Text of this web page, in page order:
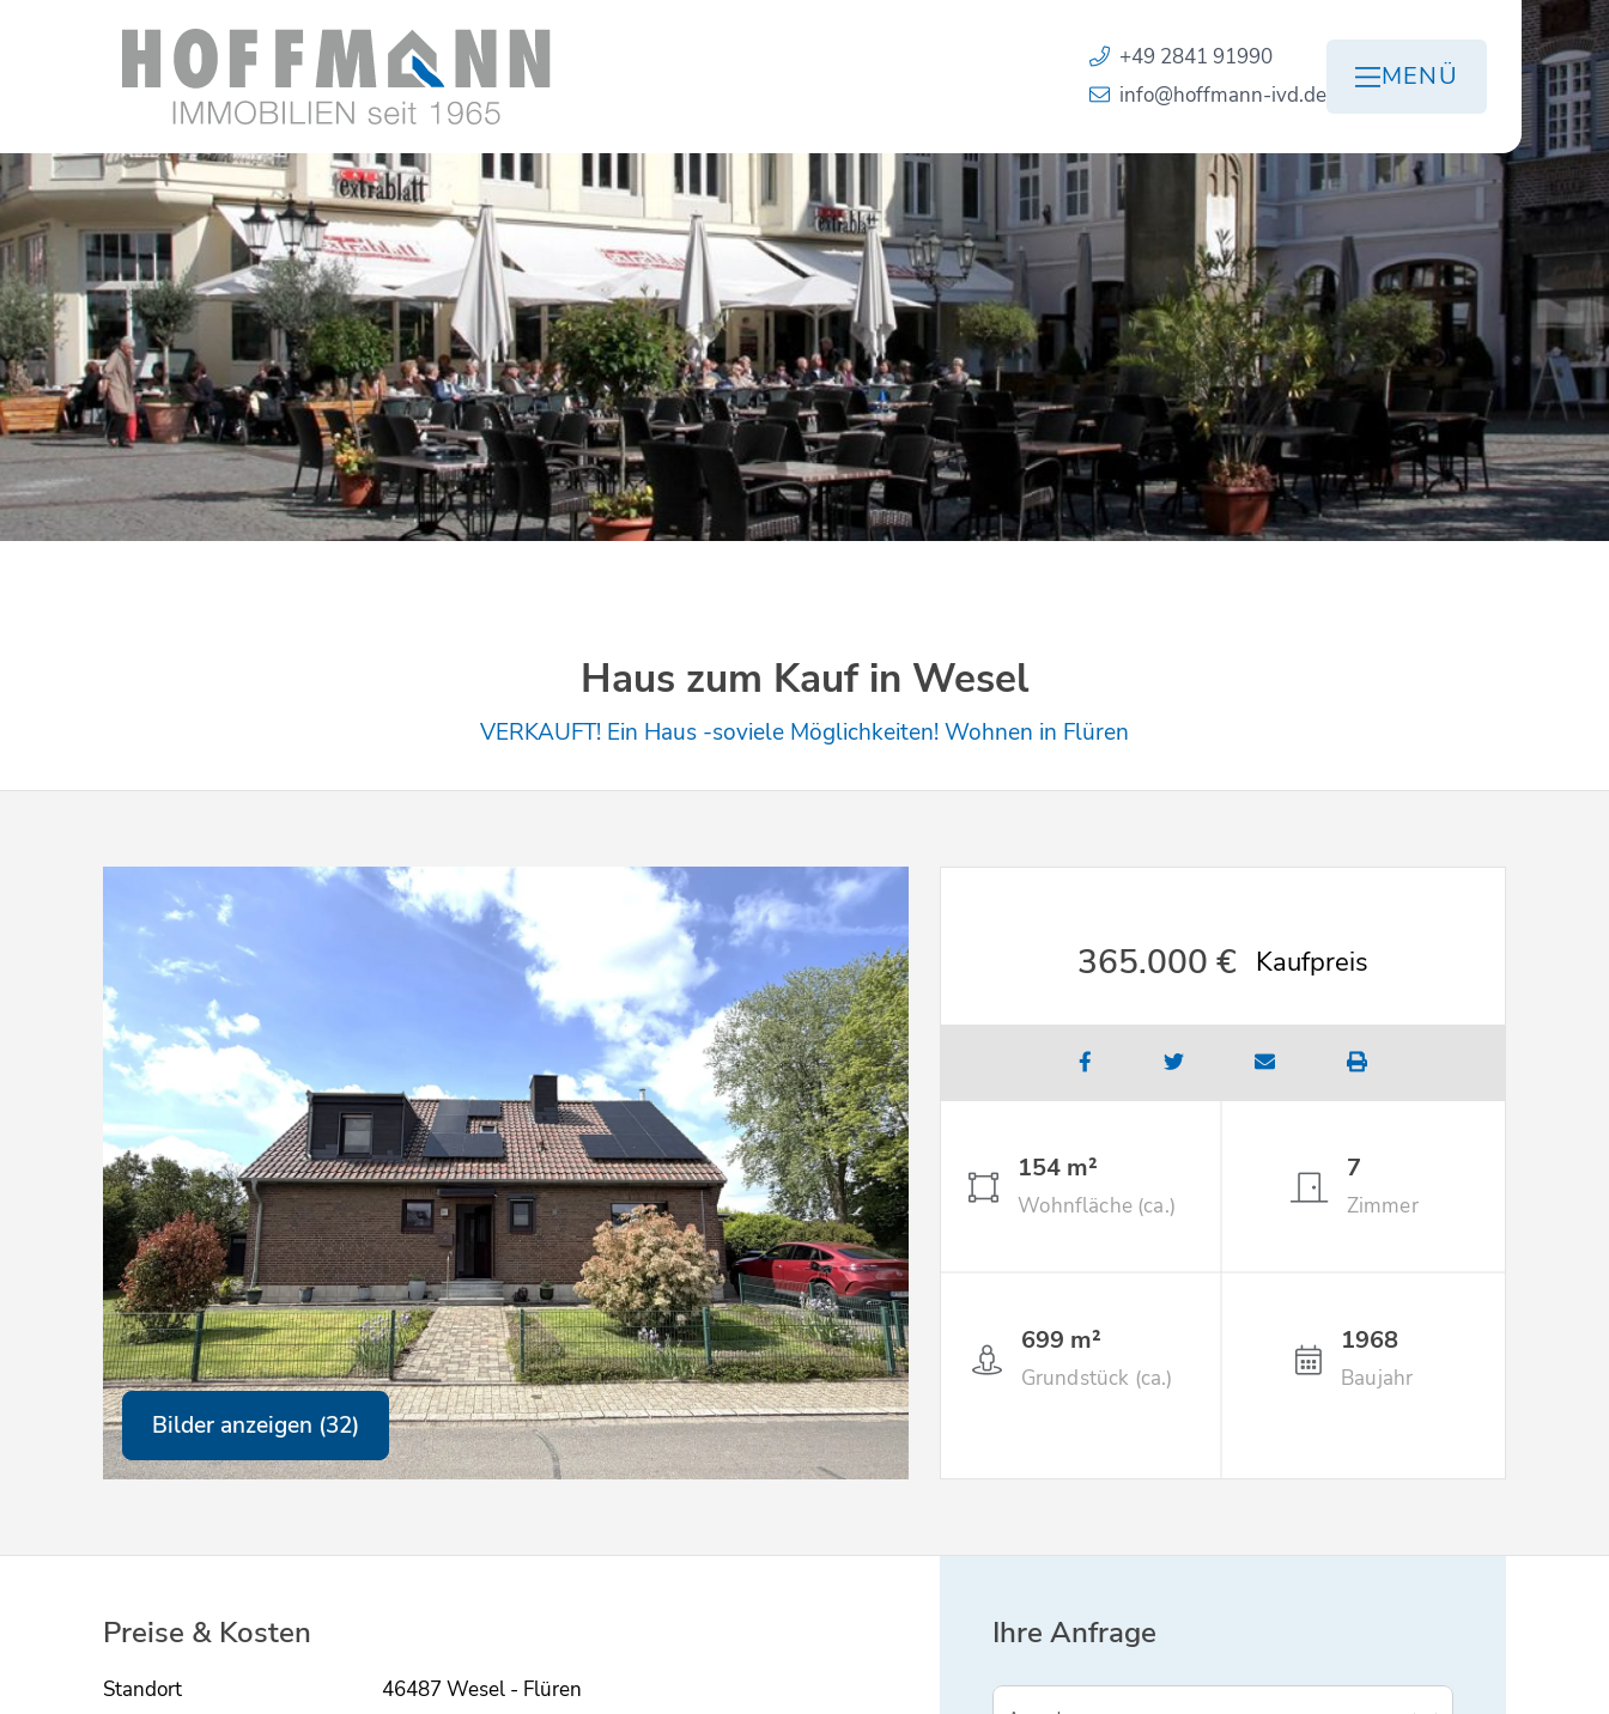
+49 2841 91990
info@hoffmann-ivd.de
MENÜ
Haus zum Kauf in Wesel
VERKAUFT! Ein Haus -soviele Möglichkeiten! Wohnen in Flüren
Bilder anzeigen (32)
365.000 € Kaufpreis
154 m²
Wohnfläche (ca.)
7
Zimmer
699 m²
Grundstück (ca.)
1968
Baujahr
Preise & Kosten
Standort 46487 Wesel - Flüren
Ihre Anfrage